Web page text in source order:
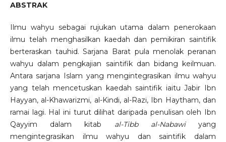
ABSTRAK
Ilmu wahyu sebagai rujukan utama dalam penerokaan
ilmu telah menghasilkan kaedah dan pemikiran saintifik
berteraskan tauhid. Sarjana Barat pula menolak peranan
wahyu dalam pengkajian saintifik dan bidang keilmuan.
Antara sarjana Islam yang mengintegrasikan ilmu wahyu
yang telah mencetuskan kaedah saintifik iaitu Jabir Ibn
Hayyan, al-Khawarizmi, al-Kindi, al-Razi, Ibn Haytham, dan
ramai lagi. Hal ini turut dilihat daripada penulisan oleh Ibn
Qayyim dalam kitab al-Tibb al-Nabawiyang
mengintegrasikan ilmu wahyu dan saintifik dalam